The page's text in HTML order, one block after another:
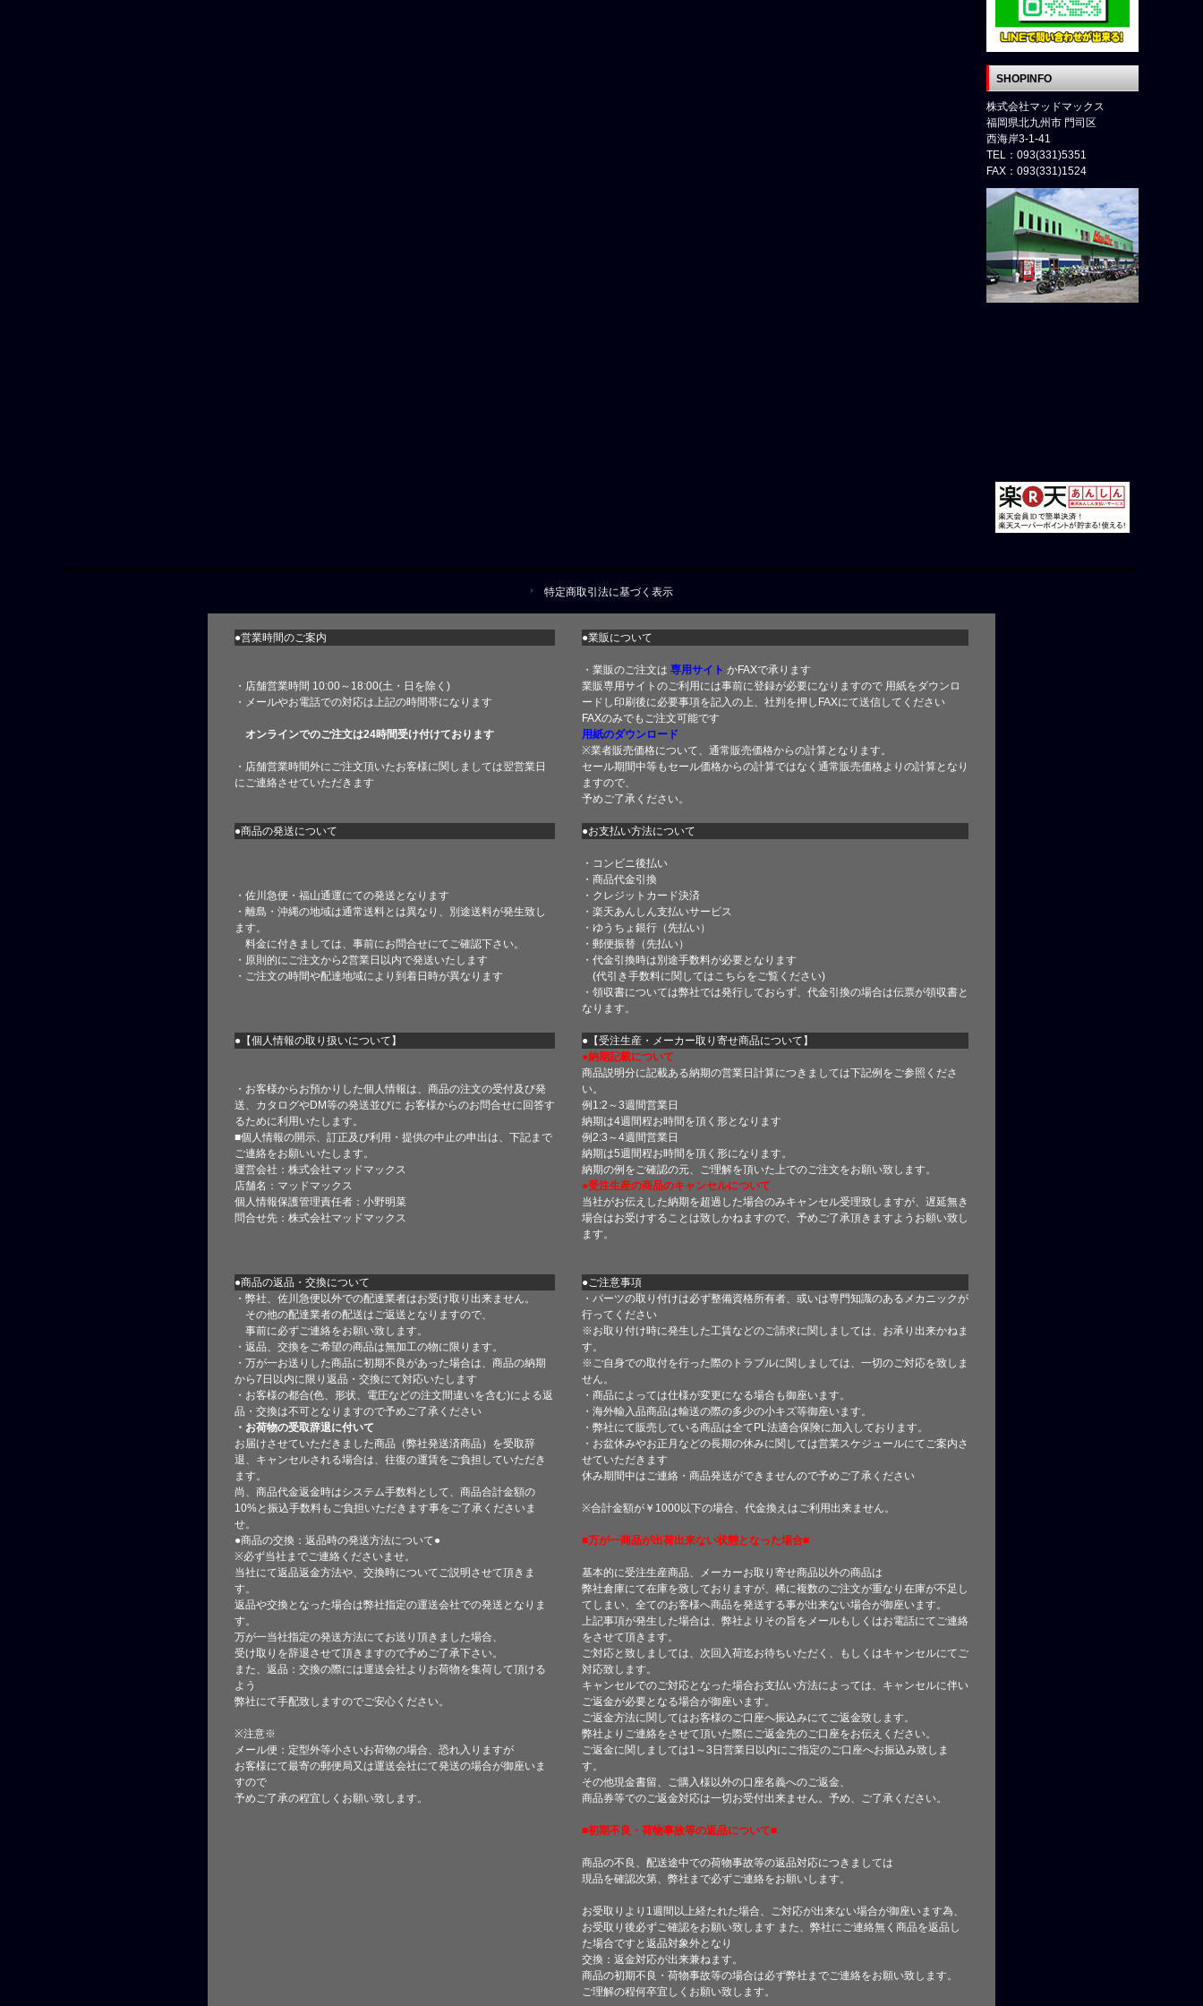
SHOPINFO
株式会社マッドマックス
福岡県北九州市 門司区
西海岸3-1-41
TEL：093(331)5351
FAX：093(331)1524
特定商取引法に基づく表示
●営業時間のご案内 ●業販について
・店舗営業時間 10:00～18:00(土・日を除く)
・メールやお電話での対応は上記の時間帯になります
オンラインでのご注文は24時間受け付けております
・店舗営業時間外にご注文頂いたお客様に関しましては翌営業日
にご連絡させていただきます
・業販のご注文は 専用サイト かFAXで承ります
業販専用サイトのご利用には事前に登録が必要になりますので 用紙をダウンロ
ードし印刷後に必要事項を記入の上、社判を押しFAXにて送信してください
FAXのみでもご注文可能です
用紙のダウンロード
※業者販売価格について、通常販売価格からの計算となります。
セール期間中等もセール価格からの計算ではなく通常販売価格よりの計算となり
ますので、
予めご了承ください。
●商品の発送について ●お支払い方法について
・佐川急便・福山通運にての発送となります
・離島・沖縄の地域は通常送料とは異なり、別途送料が発生致し
ます。
料金に付きましては、事前にお問合せにてご確認下さい。
・原則的にご注文から2営業日以内で発送いたします
・ご注文の時間や配達地域により到着日時が異なります
・コンビニ後払い
・商品代金引換
・クレジットカード決済
・楽天あんしん支払いサービス
・ゆうちょ銀行（先払い）
・郵便振替（先払い）
・代金引換時は別途手数料が必要となります
(代引き手数料に関してはこちら をご覧ください)
・領収書については弊社では発行しておらず、代金引換の場合は伝票が領収書と
なります。
●【個人情報の取り扱いについて】 ●【受注生産・メーカー取り寄せ商品について】
・お客様からお預かりした個人情報は、商品の注文の受付及び発
送、カタログやDM等の発送並びに お客様からのお問合せに回答す
るために利用いたします。
■個人情報の開示、訂正及び利用・提供の中止の申出は、下記まで
ご連絡をお願いいたします。
運営会社：株式会社マッドマックス
店舗名：マッドマックス
個人情報保護管理責任者：小野明菜
問合せ先：株式会社マッドマックス
●納期記載について
商品説明分に記載ある納期の営業日計算につきましては下記例をご参照くださ
い。
例1:2～3週間営業日
納期は4週間程お時間を頂く形となります
例2:3～4週間営業日
納期は5週間程お時間を頂く形になります。
納期の例をご確認の元、ご理解を頂いた上でのご注文をお願い致します。
●受注生産の商品のキャンセルについて
当社がお伝えした納期を超過した場合のみキャンセル受理致しますが、遅延無き
場合はお受けすることは致しかねますので、予めご了承頂きますようお願い致し
ます。
●商品の返品・交換について
●ご注意事項
・弊社、佐川急便以外での配達業者はお受け取り出来ません。
その他の配達業者の配送はご返送となりますので、
事前に必ずご連絡をお願い致します。
・返品、交換をご希望の商品は無加工の物に限ります。
・万が一お送りした商品に初期不良があった場合は、商品の納期
から7日以内に限り返品・交換にて対応いたします
・お客様の都合(色、形状、電圧などの注文間違いを含む)による返
品・交換は不可となりますので予めご了承ください
・お荷物の受取辞退に付いて
お届けさせていただきました商品（弊社発送済商品）を受取辞
退、キャンセルされる場合は、往復の運賃をご負担していただき
ます。
尚、商品代金返金時はシステム手数料として、商品合計金額の
10%と振込手数料もご負担いただきます事をご了承くださいま
せ。
●商品の交換：返品時の発送方法について●
※必ず当社までご連絡くださいませ。
当社にて返品返金方法や、交換時についてご説明させて頂きま
す。
返品や交換となった場合は弊社指定の運送会社での発送となりま
す。
万が一当社指定の発送方法にてお送り頂きました場合、
受け取りを辞退させて頂きますので予めご了承下さい。
また、返品：交換の際には運送会社よりお荷物を集荷して頂ける
よう
弊社にて手配致しますのでご安心ください。
※注意※
メール便：定型外等小さいお荷物の場合、恐れ入りますが
お客様にて最寄の郵便局又は運送会社にて発送の場合が御座いま
すので
予めご了承の程宜しくお願い致します。
・パーツの取り付けは必ず整備資格所有者、或いは専門知識のあるメカニックが
行ってください
※お取り付け時に発生した工賃などのご請求に関しましては、お承り出来かねま
す。
※ご自身での取付を行った際のトラブルに関しましては、一切のご対応を致しま
せん。
・商品によっては仕様が変更になる場合も御座います。
・海外輸入品商品は輸送の際の多少の小キズ等御座います。
・弊社にて販売している商品は全てPL法適合保険に加入しております。
・お盆休みやお正月などの長期の休みに関しては営業スケジュールにてご案内さ
せていただきます
休み期間中はご連絡・商品発送ができませんので予めご了承ください
※合計金額が￥1000以下の場合、代金換えはご利用出来ません。
■万が一商品が出荷出来ない状態となった場合■
基本的に受注生産商品、メーカーお取り寄せ商品以外の商品は
弊社倉庫にて在庫を致しておりますが、稀に複数のご注文が重なり在庫が不足し
てしまい、全てのお客様へ商品を発送する事が出来ない場合が御座います。
上記事項が発生した場合は、弊社よりその旨をメールもしくはお電話にてご連絡
をさせて頂きます。
ご対応と致しましては、次回入荷迄お待ちいただく、もしくはキャンセルにてご
対応致します。
キャンセルでのご対応となった場合お支払い方法によっては、キャンセルに伴い
ご返金が必要となる場合が御座います。
ご返金方法に関してはお客様のご口座へ振込みにてご返金致します。
弊社よりご連絡をさせて頂いた際にご返金先のご口座をお伝えください。
ご返金に関しましては1～3日営業日以内にご指定のご口座へお振込み致しま
す。
その他現金書留、ご購入様以外の口座名義へのご返金、
商品券等でのご返金対応は一切お受付出来ません。予め、ご了承ください。
■初期不良・荷物事故等の返品について■
商品の不良、配送途中での荷物事故等の返品対応につきましては
現品を確認次第、弊社まで必ずご連絡をお願いします。
お受取りより1週間以上経たれた場合、ご対応が出来ない場合が御座います為、
お受取り後必ずご確認をお願い致します また、弊社にご連絡無く商品を返品し
た場合ですと返品対象外となり
交換：返金対応が出来兼ねます。
商品の初期不良・荷物事故等の場合は必ず弊社までご連絡をお願い致します。
ご理解の程何卒宜しくお願い致します。